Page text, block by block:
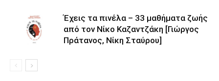
Έχεις τα πινέλα – 33 μαθήματα ζωής
από τον Νίκο Καζαντζάκη [Γιώργος
Πράτανος, Νίκη Σταύρου]